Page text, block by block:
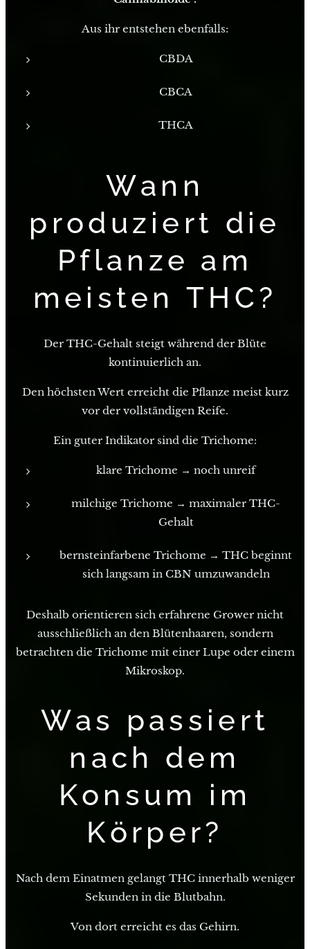
Aus ihr entstehen ebenfalls:
CBDA
CBCA
THCA
Wann
produziert die
Pflanze am
meisten THC?
Der THC-Gehalt steigt während der Blüte
kontinuierlich an.
Den höchsten Wert erreicht die Pflanze meist kurz
vor der vollständigen Reife.
Ein guter Indikator sind die Trichome:
klare Trichome → noch unreif
milchige Trichome → maximaler THC-
Gehalt
bernsteinfarbene Trichome → THC beginnt
sich langsam in CBN umzuwandeln
Deshalb orientieren sich erfahrene Grower nicht
ausschließlich an den Blütenhaaren, sondern
betrachten die Trichome mit einer Lupe oder einem
Mikroskop.
Was passiert
nach dem
Konsum im
Körper?
Nach dem Einatmen gelangt THC innerhalb weniger
Sekunden in die Blutbahn.
Von dort erreicht es das Gehirn.